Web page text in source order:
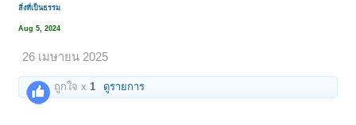
สิ่งที่เป็นธรรม
Aug 5, 2024
26 เมษายน 2025
ถูกใจ x1 ดูรายการ